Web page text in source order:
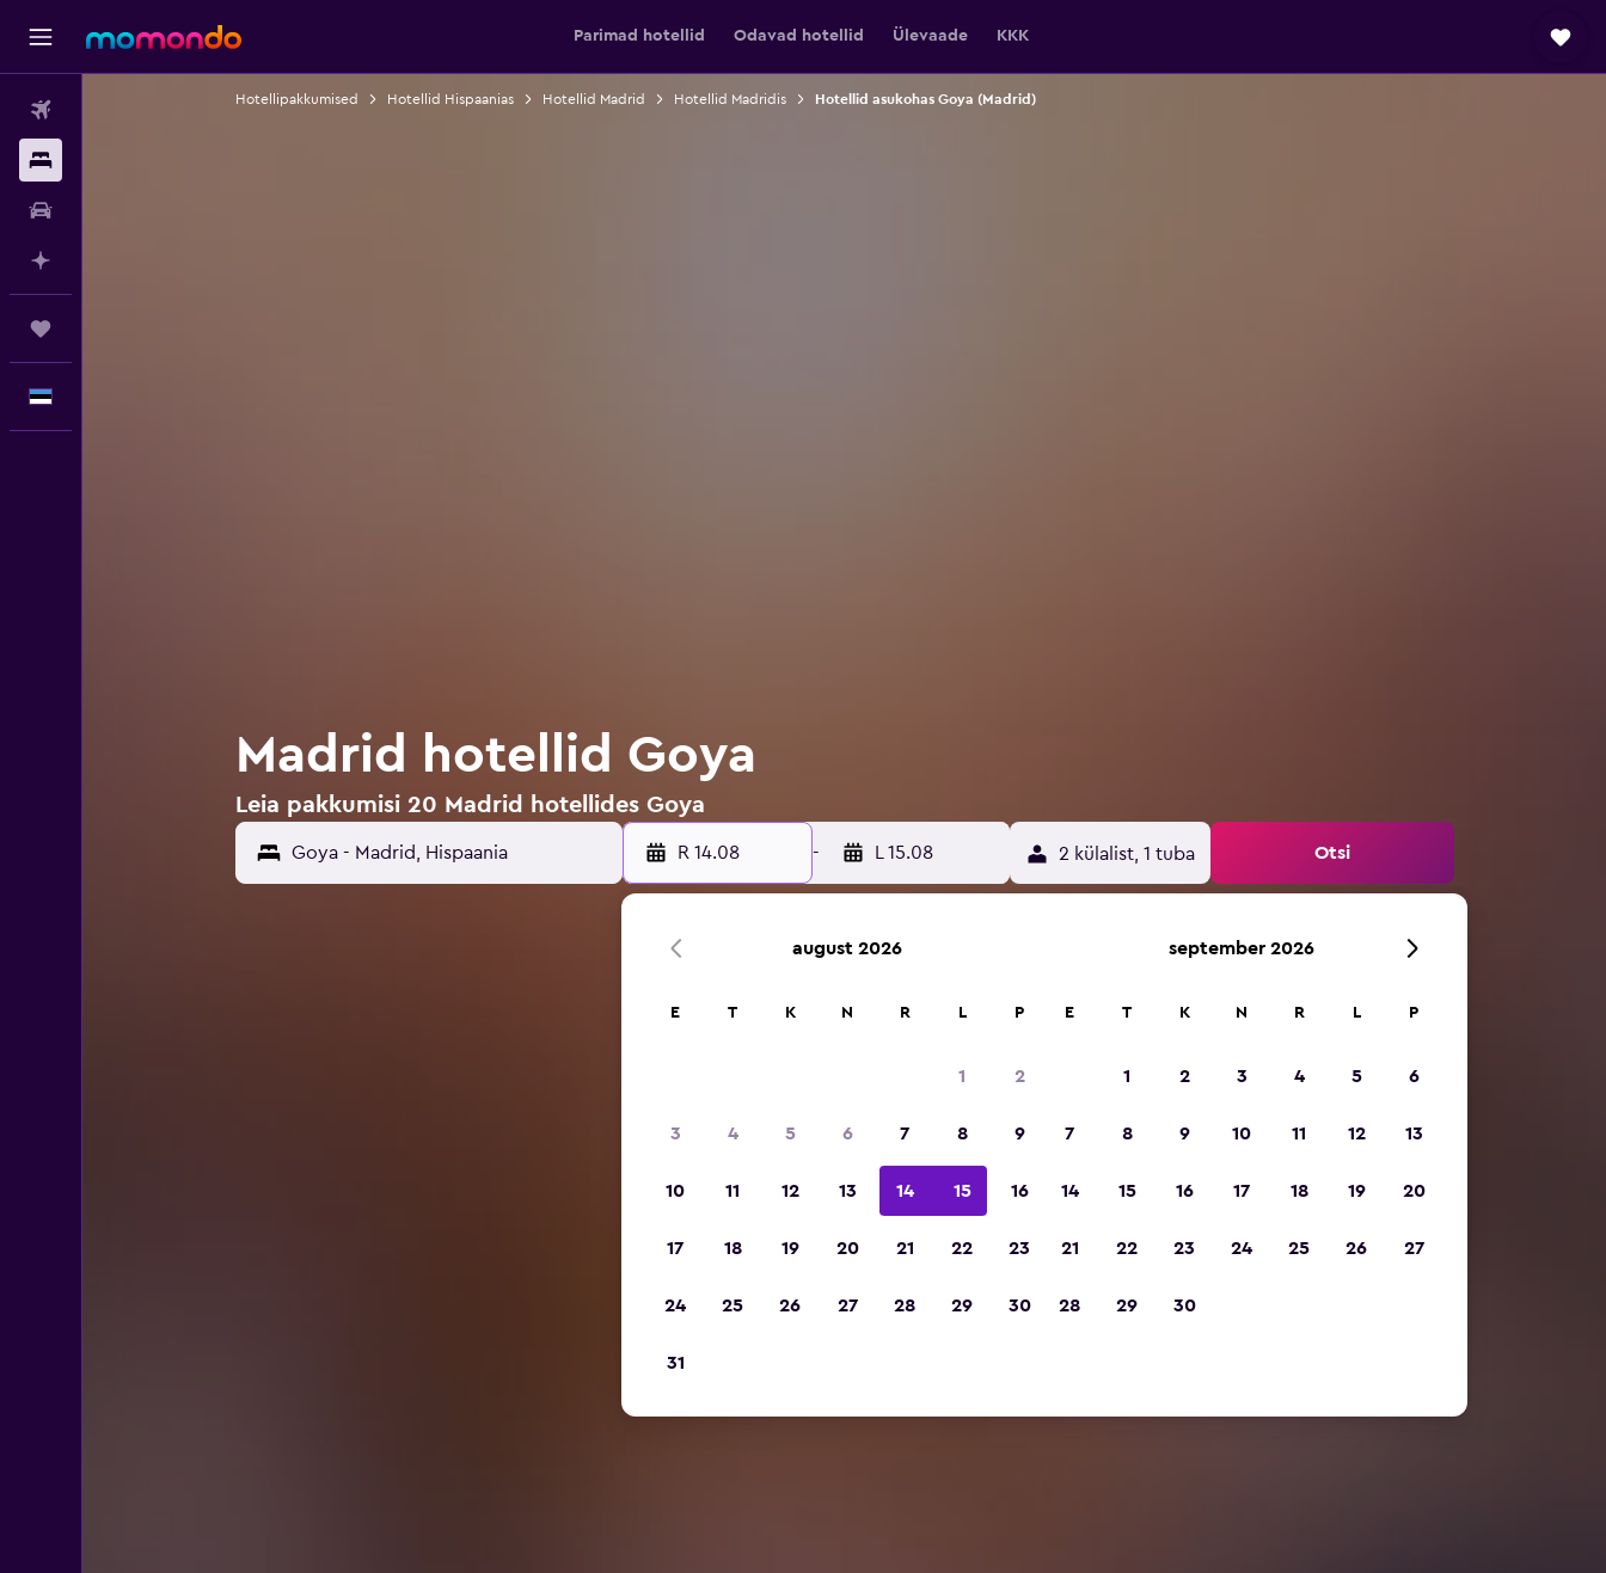
Parimad hotellid Odavad hotellid Ülevaade KKK
Hotellipakkumised Hotellid Hispaanias Hotellid Madrid Hotellid Madridis Hotellid asukohas Goya (Madrid)
Madrid hotellid Goya
Leia pakkumisi 20 Madrid hotellides Goya
R 14.08 - L 15.08 2 külalist, 1 tuba Otsi
august 2026
E T K N R L P
1 2
3 4 5 6 7 8 9
10 11 12 13 14 15 16
17 18 19 20 21 22 23
24 25 26 27 28 29 30
31
september 2026
E T K N R L P
1 2 3 4 5 6
7 8 9 10 11 12 13
14 15 16 17 18 19 20
21 22 23 24 25 26 27
28 29 30